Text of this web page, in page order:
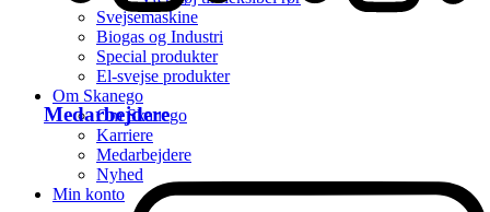
Medarbejdere
Svejsemaskine
Biogas og Industri
Special produkter
El-svejse produkter
Om Skanego
Om Skanego
Karriere
Medarbejdere
Nyhed
Min konto